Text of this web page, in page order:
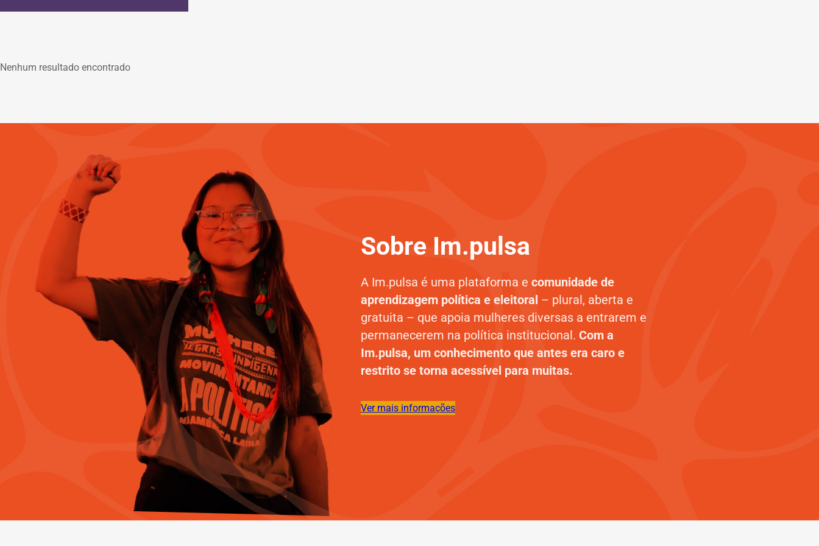
Nenhum resultado encontrado
Sobre Im.pulsa
A Im.pulsa é uma plataforma e comunidade de
aprendizagem política e eleitoral – plural, aberta e
gratuita – que apoia mulheres diversas a entrarem e
permanecerem na política institucional. Com a
Im.pulsa, um conhecimento que antes era caro e
restrito se torna acessível para muitas.
Ver mais informações